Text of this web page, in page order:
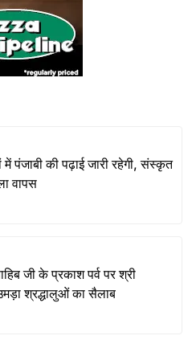
पंजाबी की पढ़ाई जारी रहेगी, संस्कृत
वापस
जी के प्रकाश पर्व पर श्री
श्रद्धालुओं का सैलाब